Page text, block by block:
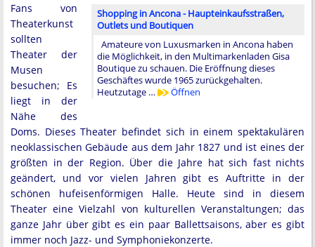
Shopping in Ancona - Haupteinkaufsstraßen,
Outlets und Boutiquen
Amateure von Luxusmarken in Ancona haben
die Möglichkeit, in den Multimarkenladen Gisa
Boutique zu schauen. Die Eröffnung dieses
Geschäftes wurde 1965 zurückgehalten.
Heutzutage …
Öffnen
Fans von
Theaterkunst
sollten
Theater der
Musen
besuchen; Es
liegt in der
Nähe des
Doms. Dieses Theater befindet sich in einem spektakulären
neoklassischen Gebäude aus dem Jahr 1827 und ist eines der
größten in der Region. Über die Jahre hat sich fast nichts
geändert, und vor vielen Jahren gibt es Auftritte in der
schönen hufeisenförmigen Halle. Heute sind in diesem
Theater eine Vielzahl von kulturellen Veranstaltungen; das
ganze Jahr über gibt es ein paar Ballettsaisons, aber es gibt
immer noch Jazz- und Symphoniekonzerte.